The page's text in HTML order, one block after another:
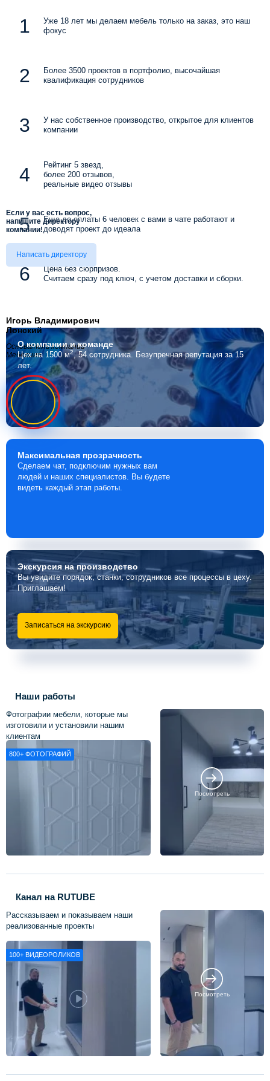
Уже 18 лет мы делаем мебель только на заказ, это наш
фокус
Более 3500 проектов в портфолио, высочайшая
квалификация сотрудников
У нас собственное производство, открытое для клиентов
компании
Рейтинг 5 звезд,
более 200 отзывов,
реальные видео отзывы
Еще до оплаты 6 человек с вами в чате работают и
доводят проект до идеала
Цена без сюрпризов.
Считаем сразу под ключ, с учетом доставки и сборки.
Если у вас есть вопрос,
напишите директору
компании!
Написать директору
Игорь Владимирович
Лонский
Основатель компании
Мебелино
О компаниии команде
Цех на 1500 м2, 54 сотрудника. Безупречная репутация за 15
лет.
Максимальная прозрачность
Сделаем чат, подключим нужных вам
людей и наших специалистов. Вы будете
видеть каждый этап работы.
Экскурсияна производство
Вы увидите порядок, станки, сотрудников все процессы в цеху.
Приглашаем!
Записаться на экскурсию
Наши работы
Фотографии мебели, которые мы
изготовили и установили нашим
клиентам
800+ ФОТОГРАФИЙ
Посмотреть
Канал на RUTUBE
Рассказываем и показываем наши
реализованные проекты
100+ ВИДЕОРОЛИКОВ
Посмотреть